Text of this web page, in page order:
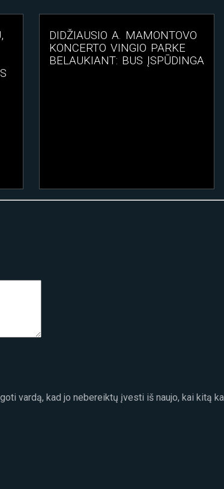
DIDŽIAUSIO A. MAMONTOVO
KONCERTO VINGIO PARKE
BELAUKIANT: BUS ĮSPŪDINGA
vardą, kad jo nebereiktų įvesti iš naujo, kai kitą